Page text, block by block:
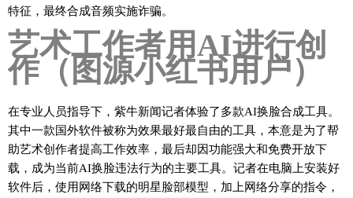
特征，最终合成音频实施诈骗。
艺术工作者用AI进行创
作（图源小红书用户）
在专业人员指导下，紫牛新闻记者体验了多款AI换脸合成工具。
其中一款国外软件被称为效果最好最自由的工具，本意是为了帮
助艺术创作者提高工作效率，最后却因功能强大和免费开放下
载，成为当前AI换脸违法行为的主要工具。记者在电脑上安装好
软件后，使用网络下载的明星脸部模型，加上网络分享的指令，